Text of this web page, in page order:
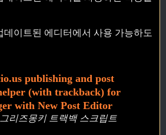
데이트된 에디터에서 사용 가능하도
publishing and post
(with trackback) for
with New Post Editor
리즈몽키 트랙백 스크립트